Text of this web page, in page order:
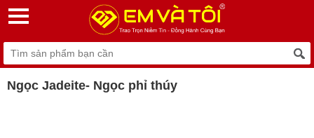
Ngọc Jadeite- Ngọc phỉ thúy